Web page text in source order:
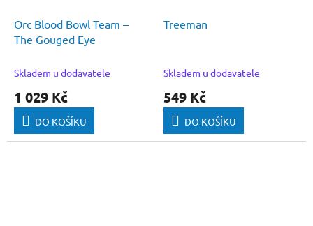
Orc Blood Bowl Team –
The Gouged Eye
Skladem u dodavatele
1 029 Kč
DO KOŠÍKU
Treeman
Skladem u dodavatele
549 Kč
DO KOŠÍKU